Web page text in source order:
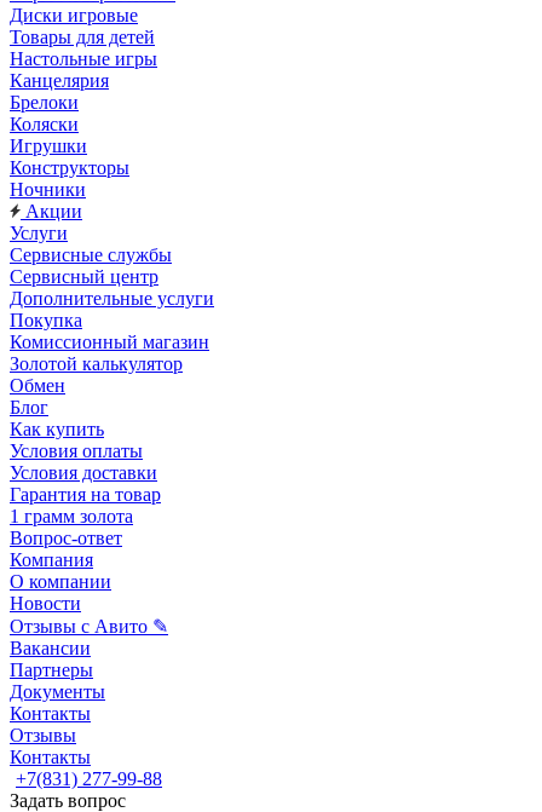
Диски игровые
Товары для детей
Настольные игры
Канцелярия
Брелоки
Коляски
Игрушки
Конструкторы
Ночники
Акции
Услуги
Сервисные службы
Сервисный центр
Дополнительные услуги
Покупка
Комиссионный магазин
Золотой калькулятор
Обмен
Блог
Как купить
Условия оплаты
Условия доставки
Гарантия на товар
1 грамм золота
Вопрос-ответ
Компания
О компании
Новости
Отзывы с Авито ✎
Вакансии
Партнеры
Документы
Контакты
Отзывы
Контакты
+7(831) 277-99-88
Задать вопрос